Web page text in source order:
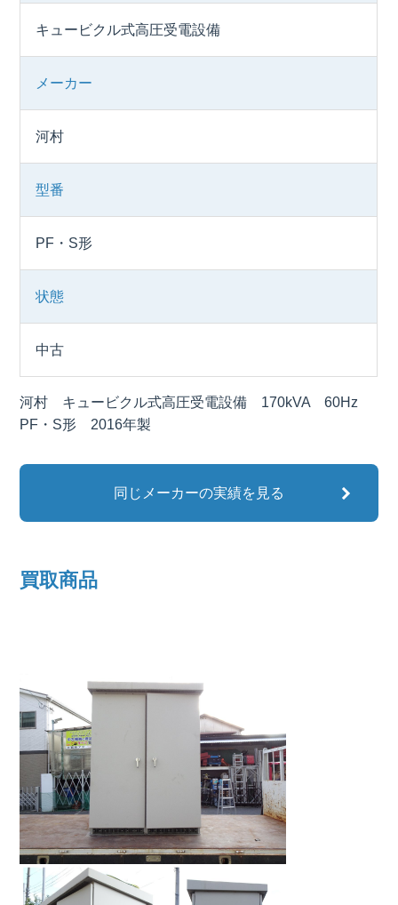
キュービクル式高圧受電設備
メーカー
河村
型番
PF・S形
状態
中古
河村 キュービクル式高圧受電設備 170kVA 60Hz
PF・S形 2016年製
同じメーカーの実績を見る
買取商品